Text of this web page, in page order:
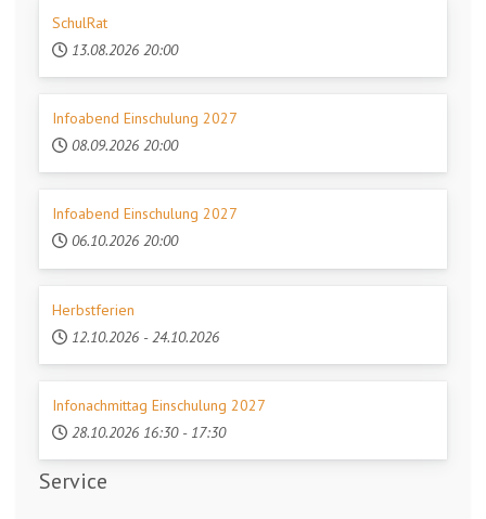
SchulRat
13.08.2026 20:00
Infoabend Einschulung 2027
08.09.2026 20:00
Infoabend Einschulung 2027
06.10.2026 20:00
Herbstferien
12.10.2026 - 24.10.2026
Infonachmittag Einschulung 2027
28.10.2026 16:30 - 17:30
Service